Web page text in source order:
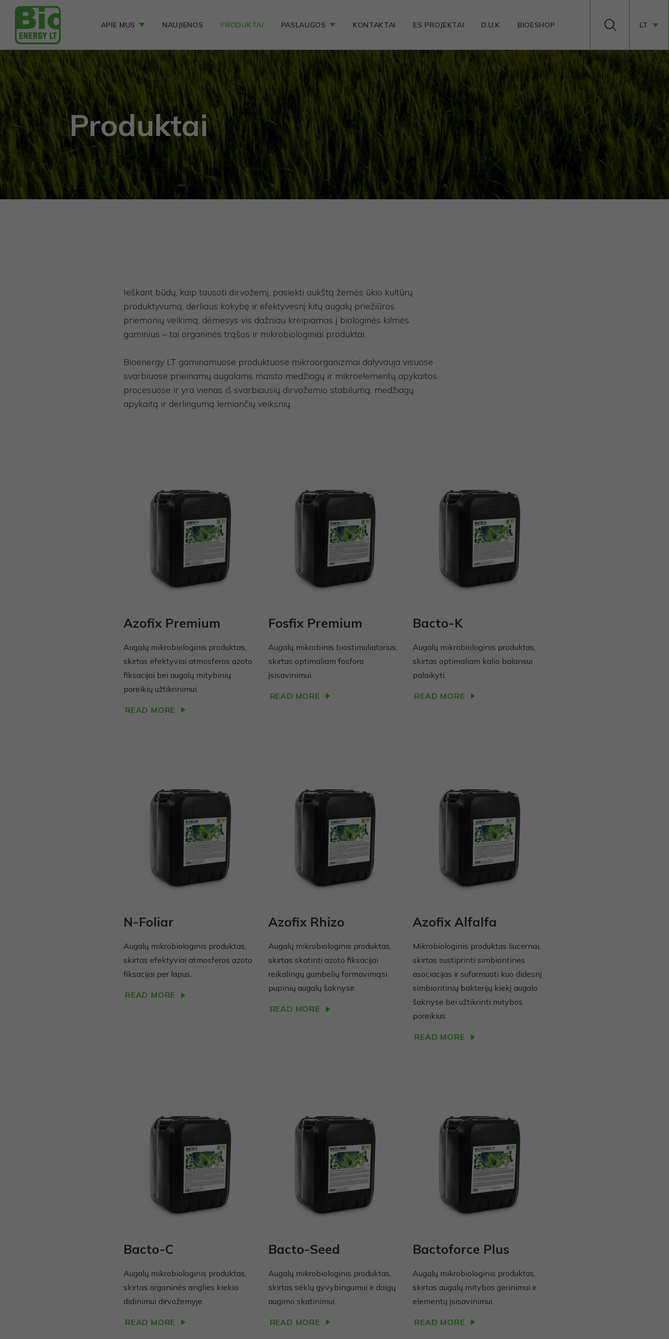
APIE MUS NAUJIENOS PRODUKTAI PASLAUGOS KONTAKTAI ES PROJEKTAI D.U.K BIOESHOP LT
Produktai
Ieškant būdų, kaip tausoti dirvožemį, pasiekti aukštą žemės ūkio kultūrų
produktyvumą, derliaus kokybę ir efektyvesnį kitų augalų priežiūros
priemonių veikimą, dėmesys vis dažniau kreipiamas į biologinės kilmės
gaminius – tai organinės trąšos ir mikrobiologiniai produktai.
Bioenergy LT gaminamuose produktuose mikroorganizmai dalyvauja visuose
svarbiuose prieinamų augalams maisto medžiagų ir mikroelementų apykaitos
procesuose ir yra vienas iš svarbiausių dirvožemio stabilumą, medžiagų
apykaitą ir derlingumą lemiančių veiksnių.
Azofix Premium
Augalų mikrobiologinis produktas,
skirtas efektyviai atmosferos azoto
fiksacijai bei augalų mitybinių
poreikių užtikrinimui.
READ MORE
Fosfix Premium
Augalų mikrobinis biostimuliatorius,
skirtas optimaliam fosforo
įsisavinimui.
READ MORE
Bacto-K
Augalų mikrobiologinis produktas,
skirtas optimaliam kalio balansui
palaikyti.
READ MORE
N-Foliar
Augalų mikrobiologinis produktas,
skirtas efektyviai atmosferos azoto
fiksacijai per lapus.
READ MORE
Azofix Rhizo
Augalų mikrobiologinis produktas,
skirtas skatinti azoto fiksacijai
reikalingų gumbelių formavimąsi
pupinių augalų šaknyse.
READ MORE
Azofix Alfalfa
Mikrobiologinis produktas liucernai,
skirtas sustiprinti simbiontines
asociacijas ir suformuoti kuo didesnį
simbiontinių bakterijų kiekį augalo
šaknyse bei užtikrinti mitybos
poreikius.
READ MORE
Bacto-C
Augalų mikrobiologinis produktas,
skirtas organinės anglies kiekio
didinimui dirvožemyje.
READ MORE
Bacto-Seed
Augalų mikrobiologinis produktas,
skirtas sėklų gyvybingumui ir daigų
augimo skatinimui.
READ MORE
Bactoforce Plus
Augalų mikrobiologinis produktas,
skirtas augalų mitybos gerinimui ir
elementų įsisavinimui.
READ MORE